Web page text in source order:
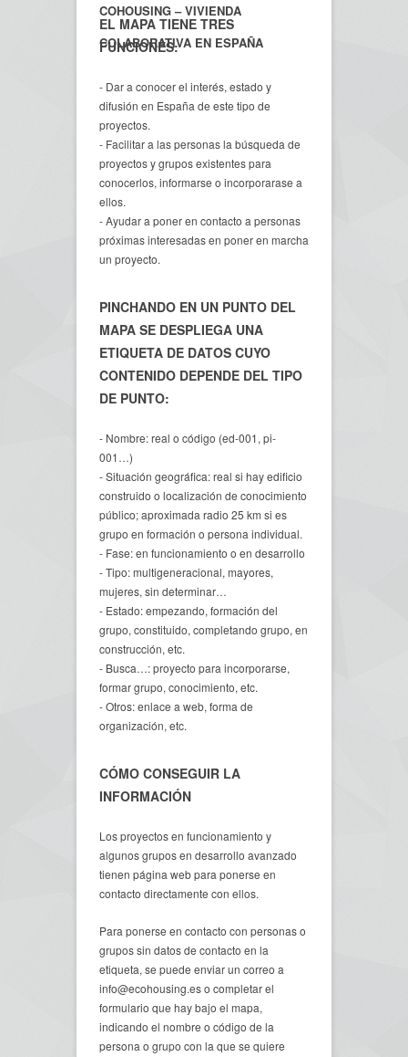
COHOUSING – VIVIENDA
COLABORATIVA EN ESPAÑA
EL MAPA TIENE TRES
FUNCIONES:
- Dar a conocer el interés, estado y
difusión en España de este tipo de
proyectos.
- Facilitar a las personas la búsqueda de
proyectos y grupos existentes para
conocerlos, informarse o incorporarase a
ellos.
- Ayudar a poner en contacto a personas
próximas interesadas en poner en marcha
un proyecto.
PINCHANDO EN UN PUNTO DEL
MAPA SE DESPLIEGA UNA
ETIQUETA DE DATOS CUYO
CONTENIDO DEPENDE DEL TIPO
DE PUNTO:
- Nombre: real o código (ed-001, pi-
001…)
- Situación geográfica: real si hay edificio
construido o localización de conocimiento
público; aproximada radio 25 km si es
grupo en formación o persona individual.
- Fase: en funcionamiento o en desarrollo
- Tipo: multigeneracional, mayores,
mujeres, sin determinar…
- Estado: empezando, formación del
grupo, constituido, completando grupo, en
construcción, etc.
- Busca…: proyecto para incorporarse,
formar grupo, conocimiento, etc.
- Otros: enlace a web, forma de
organización, etc.
CÓMO CONSEGUIR LA
INFORMACIÓN
Los proyectos en funcionamiento y
algunos grupos en desarrollo avanzado
tienen página web para ponerse en
contacto directamente con ellos.
Para ponerse en contacto con personas o
grupos sin datos de contacto en la
etiqueta, se puede enviar un correo a
info@ecohousing.es o completar el
formulario que hay bajo el mapa,
indicando el nombre o código de la
persona o grupo con la que se quiere